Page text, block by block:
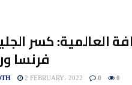
العالمية: كسر
فرنسا
2 FEBRUARY، 2022 0 0